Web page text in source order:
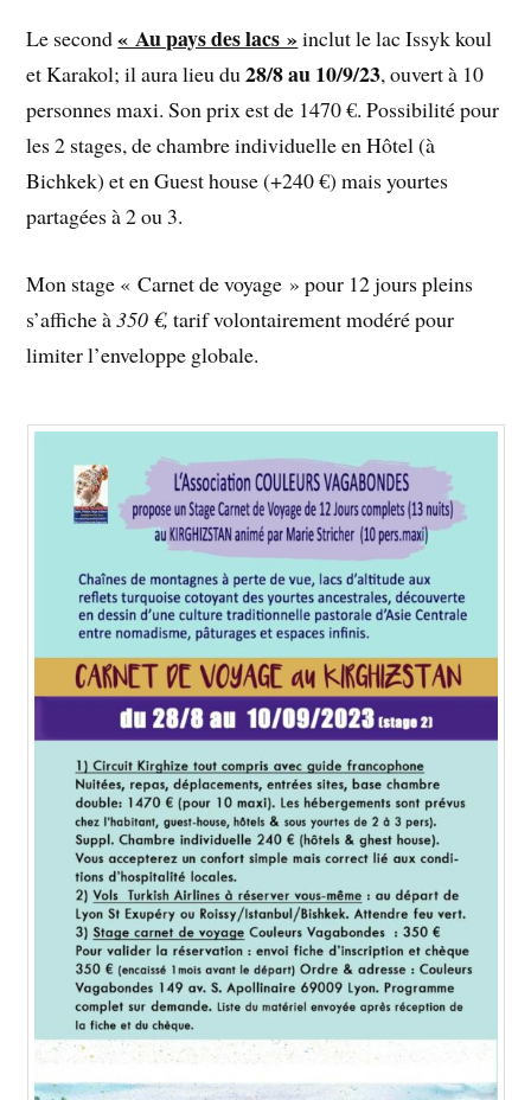
Le second« Au pays des lacs »inclut le lac Issyk koul
et Karakol; il aura lieu du28/8 au 10/9/23, ouvert à 10
personnes maxi. Son prix est de 1470 €. Possibilité pour
les 2 stages, de chambre individuelle en Hôtel (à
Bichkek) et en Guest house (+240 €) mais yourtes
partagées à 2 ou 3.
Mon stage « Carnet de voyage » pour 12 jours pleins
s’affiche à350 €, tarif volontairement modéré pour
limiter l’enveloppe globale.